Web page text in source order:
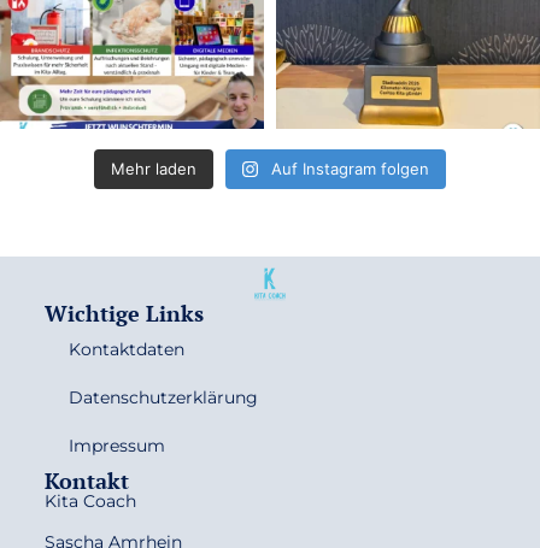
Mehr laden Auf Instagram folgen
Wichtige Links
Kontaktdaten
Datenschutzerklärung
Impressum
Kontakt
Kita Coach
Sascha Amrhein